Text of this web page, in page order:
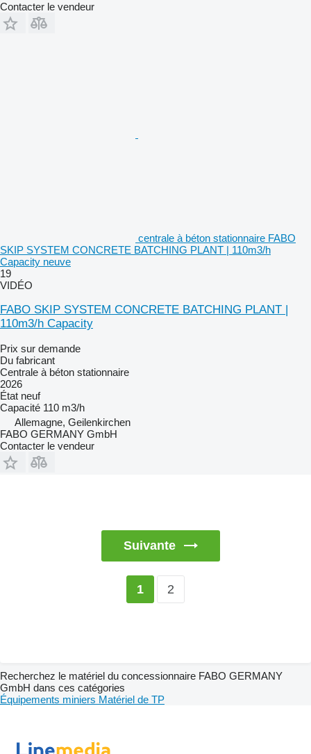
Contacter le vendeur
centrale à béton stationnaire FABO
SKIP SYSTEM CONCRETE BATCHING PLANT | 110m3/h
Capacity neuve
19
VIDÉO
FABO SKIP SYSTEM CONCRETE BATCHING PLANT |
110m3/h Capacity
Prix sur demande
Du fabricant
Centrale à béton stationnaire
2026
État neuf
Capacité 110 m3/h
Allemagne, Geilenkirchen
FABO GERMANY GmbH
Contacter le vendeur
Suivante
1 2
Recherchez le matériel du concessionnaire FABO GERMANY
GmbH dans ces catégories
Équipements miniers Matériel de TP